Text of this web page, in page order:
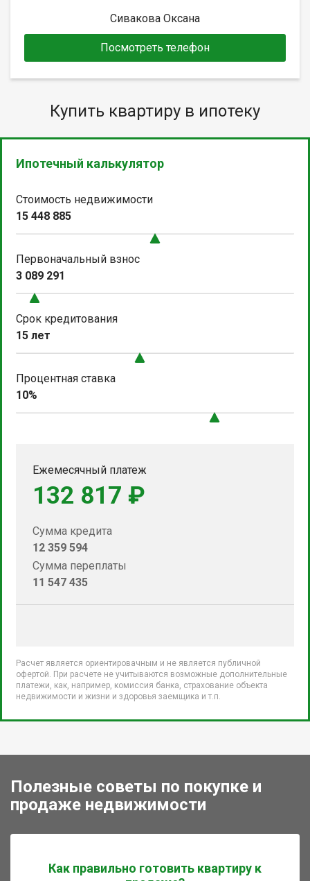
Сивакова Оксана
Посмотреть телефон
Купить квартиру в ипотеку
Ипотечный калькулятор
Стоимость недвижимости
15 448 885
Первоначальный взнос
3 089 291
Срок кредитования
15 лет
Процентная ставка
10%
Ежемесячный платеж
132 817 ₽
Сумма кредита
12 359 594
Сумма переплаты
11 547 435
Расчет является ориентировачным и не является публичной
офертой. При расчете не учитываются возможные дополнительные
платежи, как, например, комиссия банка, страхование объекта
недвижимости и жизни и здоровья заемщика и т.п.
Полезные советы по покупке и
продаже недвижимости
Как правильно готовить квартиру к